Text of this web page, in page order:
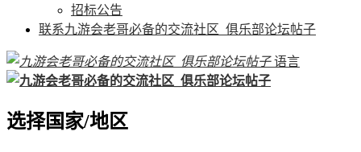
招标公告
联系九游会老哥必备的交流社区_俱乐部论坛帖子
语言
选择国家/地区